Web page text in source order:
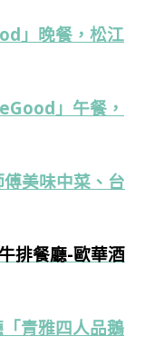
」晚餐，松江
」午餐，
美味中菜、台
排餐廳-歐華酒
青雅四人品鵝